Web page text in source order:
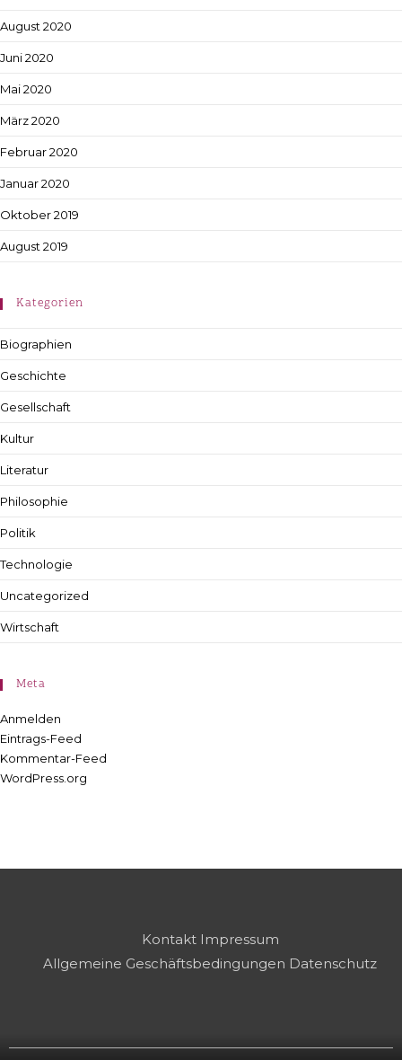
August 2020
Juni 2020
Mai 2020
März 2020
Februar 2020
Januar 2020
Oktober 2019
August 2019
Kategorien
Biographien
Geschichte
Gesellschaft
Kultur
Literatur
Philosophie
Politik
Technologie
Uncategorized
Wirtschaft
Meta
Anmelden
Eintrags-Feed
Kommentar-Feed
WordPress.org
Kontakt Impressum
Allgemeine Geschäftsbedingungen Datenschutz